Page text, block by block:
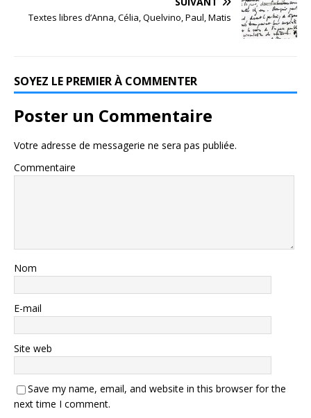
Textes libres d’Anna, Célia, Quelvino, Paul, Matis
SOYEZ LE PREMIER À COMMENTER
Poster un Commentaire
Votre adresse de messagerie ne sera pas publiée.
Commentaire
Nom
E-mail
Site web
Save my name, email, and website in this browser for the
next time I comment.